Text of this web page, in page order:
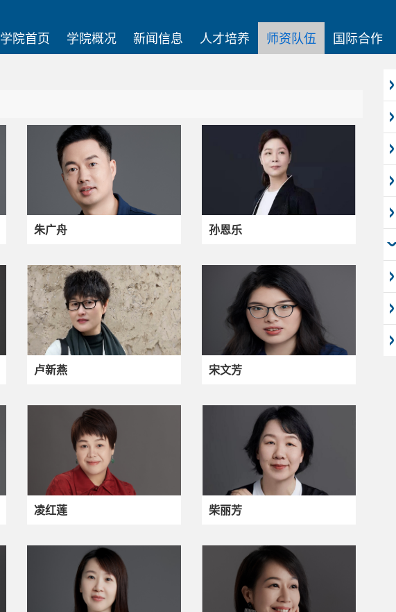
学院首页 学院概况 新闻信息 人才培养 师资队伍 国际合作
朱广舟 孙恩乐
卢新燕 宋文芳
凌红莲 柴丽芳